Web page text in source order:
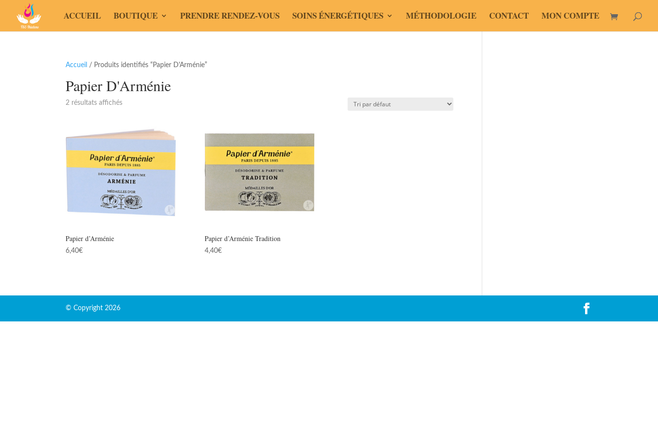
ACCUEIL BOUTIQUE PRENDRE RENDEZ-VOUS SOINS ÉNERGÉTIQUES MÉTHODOLOGIE CONTACT MON COMPTE
Accueil / Produits identifiés “Papier D'Arménie”
Papier D'Arménie
2 résultats affichés
Papier d’Arménie
6,40€
Papier d’Arménie Tradition
4,40€
© Copyright 2026